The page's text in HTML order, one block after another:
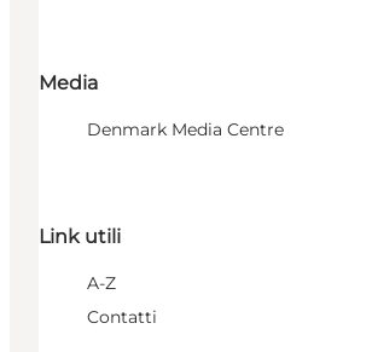
Media
Denmark Media Centre
Link utili
A-Z
Contatti